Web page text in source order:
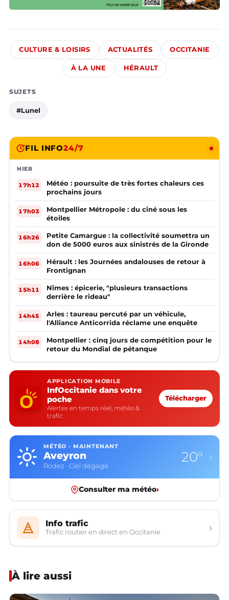
CULTURE & LOISIRS ACTUALITÉS OCCITANIE
À LA UNE HÉRAULT
SUJETS
#Lunel
FIL INFO24/7
HIER
17h12
Météo : poursuite de très fortes chaleurs ces
prochains jours
17h03
Montpellier Métropole : du ciné sous les
étoiles
16h26
Petite Camargue : la collectivité soumettra un
don de 5000 euros aux sinistrés de la Gironde
16h06
Hérault : les Journées andalouses de retour à
Frontignan
15h11
Nîmes : épicerie, "plusieurs transactions
derrière le rideau"
14h45
Arles : taureau percuté par un véhicule,
l'Alliance Anticorrida réclame une enquête
14h08
Montpellier : cinq jours de compétition pour le
retour du Mondial de pétanque
APPLICATION MOBILE
InfOccitanie dans votre
poche
Alertes en temps réel, météo &
trafic
Télécharger
MÉTÉO · MAINTENANT
Aveyron
Rodez · Ciel dégagé
20° ›
Consulter ma météo›
Info trafic
Trafic routier en direct en Occitanie ›
À lire aussi